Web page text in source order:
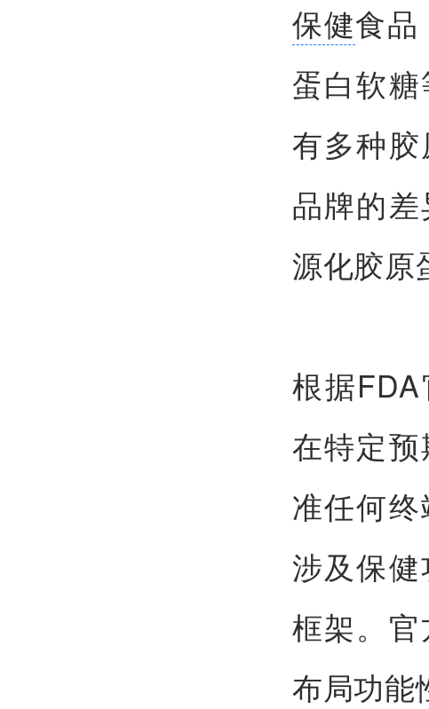
保健食品
蛋白软
有多种
品牌的
源化胶原
根据
在特定
准任何
涉及保
框架。
布局功能